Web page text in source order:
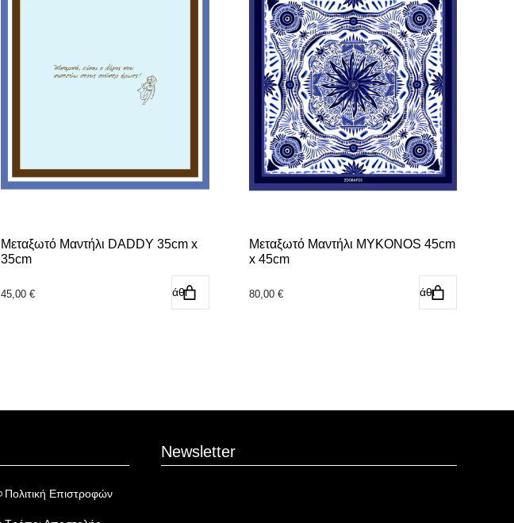
Μεταξωτό Μαντήλι DADDY 35cm x
35cm
45,00 € Προσθήκη στο καλάθι
Μεταξωτό Μαντήλι MYKONOS 45cm
x 45cm
80,00 € Προσθήκη στο καλάθι
Πολιτική Επιστροφών
Newsletter